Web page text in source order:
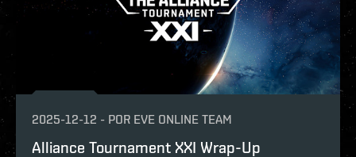
2025-12-12 - POR EVE ONLINE TEAM
Alliance Tournament XXI Wrap-Up